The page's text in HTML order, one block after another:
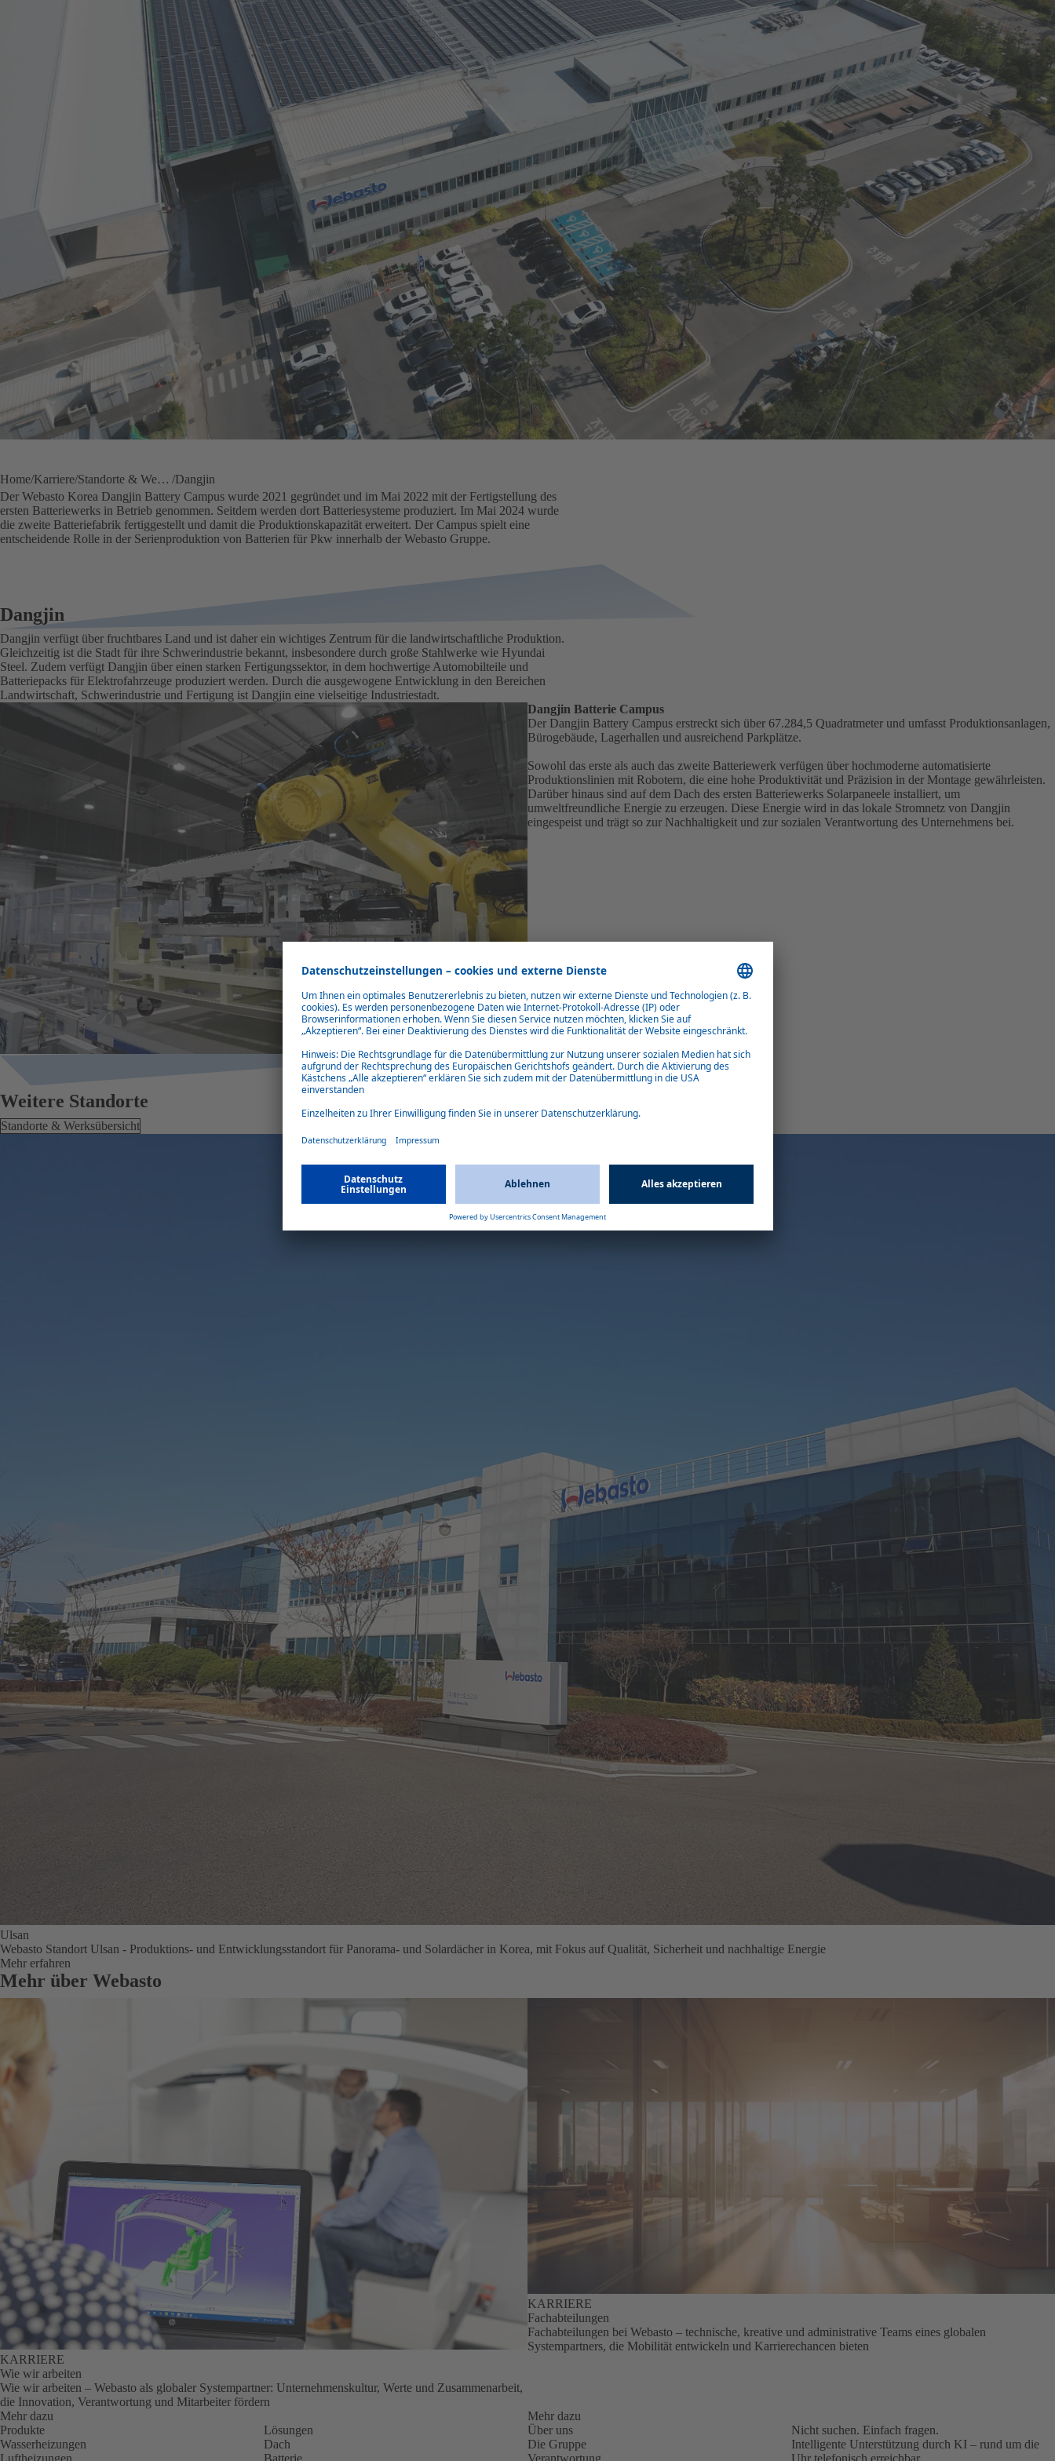
Home Karriere Standorte & Werke Dangjin
Der Webasto Korea Dangjin Battery Campus wurde 2021 gegründet und im Mai 2022 mit der Fertigstellung des
ersten Batteriewerks in Betrieb genommen. Seitdem werden dort Batteriesysteme produziert. Im Mai 2024 wurde
die zweite Batteriefabrik fertiggestellt und damit die Produktionskapazität erweitert. Der Campus spielt eine
entscheidende Rolle in der Serienproduktion von Batterien für Pkw innerhalb der Webasto Gruppe.
Dangjin
Dangjin verfügt über fruchtbares Land und ist daher ein wichtiges Zentrum für die landwirtschaftliche Produktion.
Gleichzeitig ist die Stadt für ihre Schwerindustrie bekannt, insbesondere durch große Stahlwerke wie Hyundai
Steel. Zudem verfügt Dangjin über einen starken Fertigungssektor, in dem hochwertige Automobilteile und
Batteriepacks für Elektrofahrzeuge produziert werden. Durch die ausgewogene Entwicklung in den Bereichen
Landwirtschaft, Schwerindustrie und Fertigung ist Dangjin eine vielseitige Industriestadt.
Dangjin Batterie Campus
Der Dangjin Battery Campus erstreckt sich über 67.284,5 Quadratmeter und umfasst Produktionsanlagen,
Bürogebäude, Lagerhallen und ausreichend Parkplätze.
Sowohl das erste als auch das zweite Batteriewerk verfügen über hochmoderne automatisierte
Produktionslinien mit Robotern, die eine hohe Produktivität und Präzision in der Montage gewährleisten.
Darüber hinaus sind auf dem Dach des ersten Batteriewerks Solarpaneele installiert, um
umweltfreundliche Energie zu erzeugen. Diese Energie wird in das lokale Stromnetz von Dangjin
eingespeist und trägt so zur Nachhaltigkeit und zur sozialen Verantwortung des Unternehmens bei.
Weitere Standorte
Standorte & Werksübersicht
Ulsan
Webasto Standort Ulsan - Produktions- und Entwicklungsstandort für Panorama- und Solardächer in Korea, mit Fokus auf Qualität, Sicherheit und nachhaltige Energie
Mehr erfahren
Mehr über Webasto
KARRIERE
Wie wir arbeiten
Wie wir arbeiten – Webasto als globaler Systempartner: Unternehmenskultur, Werte und Zusammenarbeit,
die Innovation, Verantwortung und Mitarbeiter fördern
Mehr dazu
KARRIERE
Fachabteilungen
Fachabteilungen bei Webasto – technische, kreative und administrative Teams eines globalen
Systempartners, die Mobilität entwickeln und Karrierechancen bieten
Mehr dazu
Produkte
Wasserheizungen
Lösungen
Dach
Über uns
Die Gruppe
Nicht suchen. Einfach fragen.
Intelligente Unterstützung durch KI – rund um die